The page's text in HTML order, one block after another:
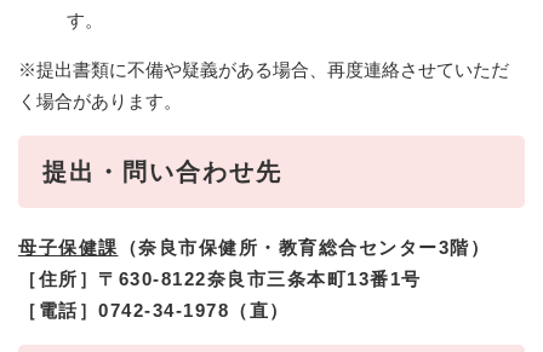
す。
※提出書類に不備や疑義がある場合、再度連絡させていただ
く場合があります。
提出・問い合わせ先
母子保健課 （奈良市保健所・教育総合センター3階）
［住所］〒630-8122奈良市三条本町13番1号
［電話］0742-34-1978（直）